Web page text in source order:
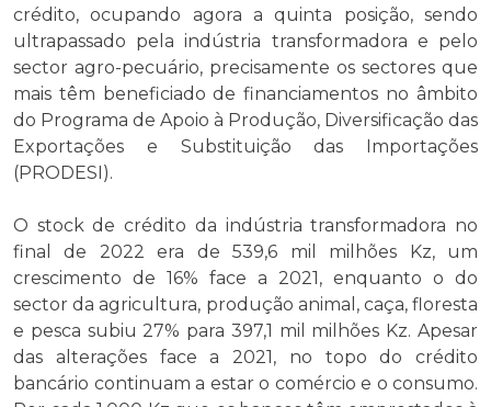
crédito, ocupando agora a quinta posição, sendo
ultrapassado pela indústria transformadora e pelo
sector agro-pecuário, precisamente os sectores que
mais têm beneficiado de financiamentos no âmbito
do Programa de Apoio à Produção, Diversificação das
Exportações e Substituição das Importações
(PRODESI).
O stock de crédito da indústria transformadora no
final de 2022 era de 539,6 mil milhões Kz, um
crescimento de 16% face a 2021, enquanto o do
sector da agricultura, produção animal, caça, floresta
e pesca subiu 27% para 397,1 mil milhões Kz. Apesar
das alterações face a 2021, no topo do crédito
bancário continuam a estar o comércio e o consumo.